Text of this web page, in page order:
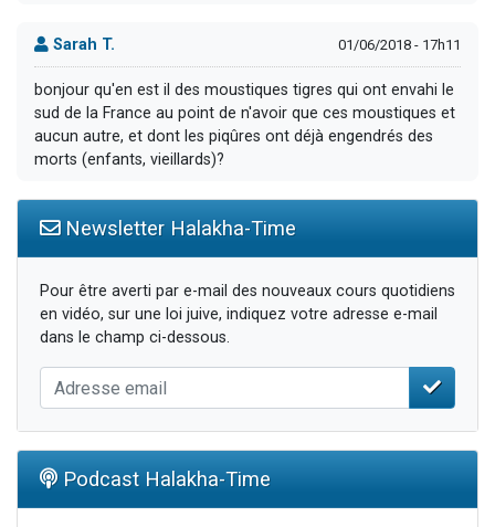
Sarah T. 01/06/2018 - 17h11
bonjour qu'en est il des moustiques tigres qui ont envahi le
sud de la France au point de n'avoir que ces moustiques et
aucun autre, et dont les piqûres ont déjà engendrés des
morts (enfants, vieillards)?
Newsletter Halakha-Time
Pour être averti par e-mail des nouveaux cours quotidiens
en vidéo, sur une loi juive, indiquez votre adresse e-mail
dans le champ ci-dessous.
Podcast Halakha-Time